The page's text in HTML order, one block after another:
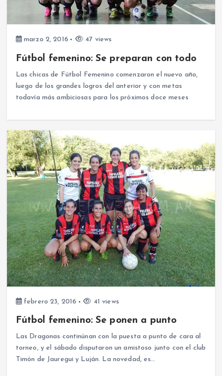
marzo 2, 2016 47 views
Fútbol femenino: Se preparan con todo
Las chicas de Fútbol Femenino comenzaron el nuevo año,
luego de los grandes logros del anterior y con metas
todavía más ambiciosas para los próximos doce meses
febrero 23, 2016 41 views
Fútbol femenino: Se ponen a punto
Las Dragonas continúnan con la puesta a punto de cara al
torneo, y el sábado disputaron un amistoso junto con el club
Timón de Jauregui y Luján. La novedad, es…